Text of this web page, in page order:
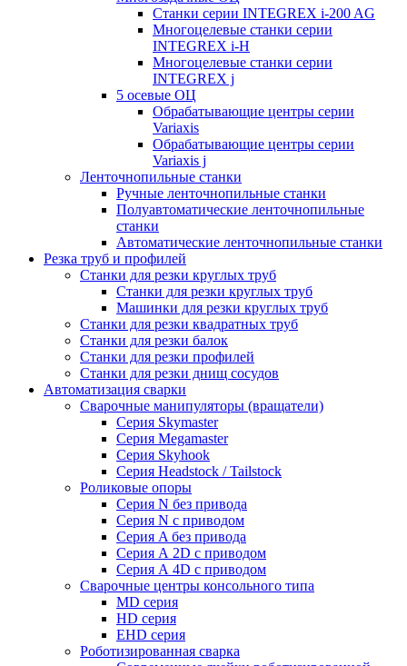
Cтанки серии INTEGREX i-200 AG
Многоцелевые станки серии
INTEGREX i-H
Многоцелевые станки серии
INTEGREX j
5 осевые ОЦ
Обрабатывающие центры серии
Variaxis
Обрабатывающие центры серии
Variaxis j
Ленточнопильные станки
Ручные ленточнопильные станки
Полуавтоматические ленточнопильные
станки
Автоматические ленточнопильные станки
Резка труб и профилей
Станки для резки круглых труб
Станки для резки круглых труб
Машинки для резки круглых труб
Станки для резки квадратных труб
Станки для резки балок
Станки для резки профилей
Станки для резки днищ сосудов
Автоматизация сварки
Сварочные манипуляторы (вращатели)
Серия Skymaster
Серия Megamaster
Серия Skyhook
Серия Headstock / Tailstock
Роликовые опоры
Серия N без привода
Серия N с приводом
Серия A без привода
Серия А 2D с приводом
Серия А 4D с приводом
Сварочные центры консольного типа
MD серия
HD серия
EHD серия
Роботизированная сварка